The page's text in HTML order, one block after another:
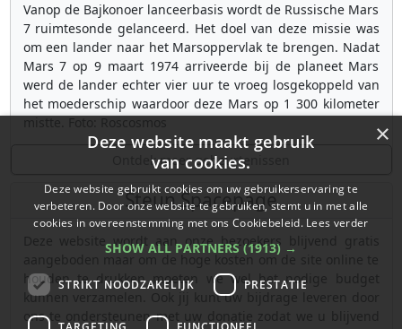
Vanop de Bajkonoer lanceerbasis wordt de Russische Mars
7 ruimtesonde gelanceerd. Het doel van deze missie was
om een lander naar het Marsoppervlak te brengen. Nadat
Mars 7 op 9 maart 1974 arriveerde bij de planeet Mars
werd de lander echter vier uur te vroeg losgekoppeld van
het moederschip waardoor deze Mars op 1 300 kilometer
Ontdek meer gebeurtenissen
Steun Spacepage
Deze website wordt aan onze bezoekers blijvend gratis
aangeboden maar om de hoge kosten om de site online te
houden te drukken moeten we wel het nodige budget
kunnen verzamelen. Ook jij kunt uw bijdrage leveren door
ons te ondersteunen met uw donatie zodat we u blijvend
×
Deze website maakt gebruik
van cookies.
Deze website gebruikt cookies om uw gebruikerservaring te
verbeteren. Door onze website te gebruiken, stemt u in met alle
cookies in overeenstemming met ons Cookiebeleid. Lees verder
SHOW ALL PARTNERS (1913) →
STRIKT NOODZAKELIJK PRESTATIE